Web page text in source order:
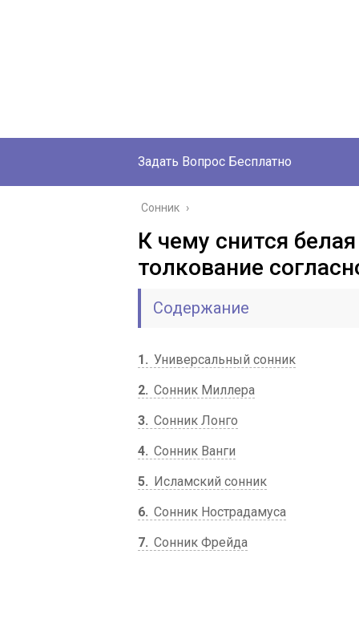
Задать Вопрос Бесплатно
Сонник ›
К чему снится
толкование
Содержание
1
Универсальный сонник
2 Сонник Миллера
3 Сонник Лонго
4 Сонник Ванги
5
Исламский сонник
6 Сонник Нострадамуса
7 Сонник Фрейда